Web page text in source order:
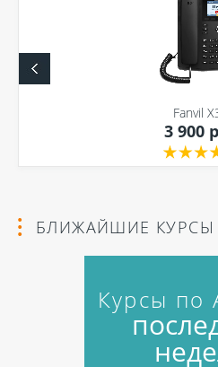
Fanvil
3 900
БЛИЖАЙШИЕ КУРСЫ
Курсы по